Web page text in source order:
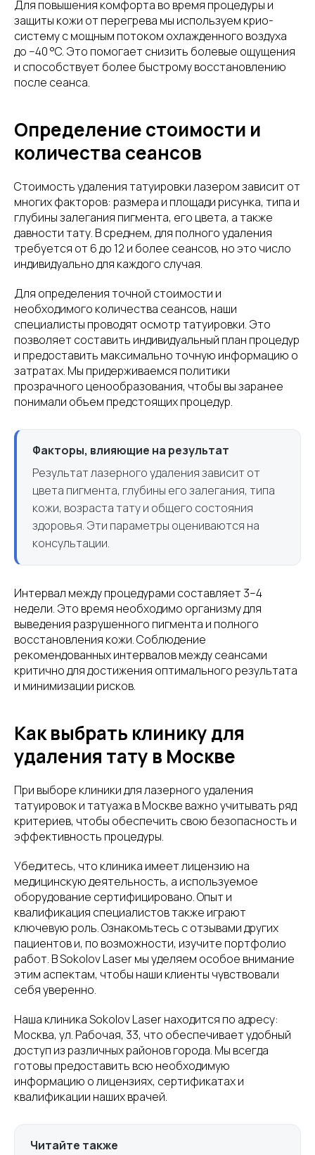
Для повышения комфорта во время процедуры и
защиты кожи от перегрева мы используем крио-
систему с мощным потоком охлажденного воздуха
до −40 °C. Это помогает снизить болевые ощущения
и способствует более быстрому восстановлению
после сеанса.
Определение стоимости и
количества сеансов
Стоимость удаления татуировки лазером зависит от
многих факторов: размера и площади рисунка, типа и
глубины залегания пигмента, его цвета, а также
давности тату. В среднем, для полного удаления
требуется от 6 до 12 и более сеансов, но это число
индивидуально для каждого случая.
Для определения точной стоимости и
необходимого количества сеансов, наши
специалисты проводят осмотр татуировки. Это
позволяет составить индивидуальный план процедур
и предоставить максимально точную информацию о
затратах. Мы придерживаемся политики
прозрачного ценообразования, чтобы вы заранее
понимали объем предстоящих процедур.
Факторы, влияющие на результат
Результат лазерного удаления зависит от
цвета пигмента, глубины его залегания, типа
кожи, возраста тату и общего состояния
здоровья. Эти параметры оцениваются на
консультации.
Интервал между процедурами составляет 3–4
недели. Это время необходимо организму для
выведения разрушенного пигмента и полного
восстановления кожи. Соблюдение
рекомендованных интервалов между сеансами
критично для достижения оптимального результата
и минимизации рисков.
Как выбрать клинику для
удаления тату в Москве
При выборе клиники для лазерного удаления
татуировок и татуажа в Москве важно учитывать ряд
критериев, чтобы обеспечить свою безопасность и
эффективность процедуры.
Убедитесь, что клиника имеет лицензию на
медицинскую деятельность, а используемое
оборудование сертифицировано. Опыт и
квалификация специалистов также играют
ключевую роль. Ознакомьтесь с отзывами других
пациентов и, по возможности, изучите портфолио
работ. В Sokolov Laser мы уделяем особое внимание
этим аспектам, чтобы наши клиенты чувствовали
себя уверенно.
Наша клиника Sokolov Laser находится по адресу:
Москва, ул. Рабочая, 33, что обеспечивает удобный
доступ из различных районов города. Мы всегда
готовы предоставить всю необходимую
информацию о лицензиях, сертификатах и
квалификации наших врачей.
Читайте также